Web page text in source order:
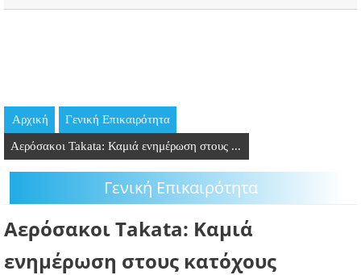
ΘΕΣΕΙΣ ΕΡΓΑΣΙΑΣ
PODCAST
ΛΑΡΝΑΚΑ 2030
Αρχική Γενική Επικαιρότητα
Αερόσακοι Takata: Καμιά ενημέρωση στους ...
Γενική Επικαιρότητα
Αερόσακοι Takata: Καμιά
ενημέρωση στους κατόχους